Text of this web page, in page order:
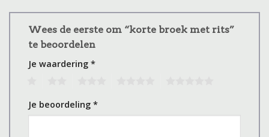
Wees de eerste om “korte broek met rits”
te beoordelen
Je waardering *
Je beoordeling *